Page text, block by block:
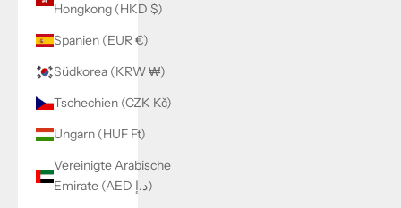
Hongkong (HKD $)
Spanien (EUR €)
Südkorea (KRW ₩)
Tschechien (CZK Kč)
Ungarn (HUF Ft)
Vereinigte Arabische
Emirate (AED د.إ)